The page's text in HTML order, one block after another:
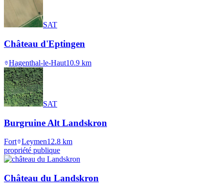
SAT
Château d'Eptingen
Hagenthal-le-Haut10.9 km
SAT
Burgruine Alt Landskron
Fort Leymen12.8 km
propriété publique
Château du Landskron